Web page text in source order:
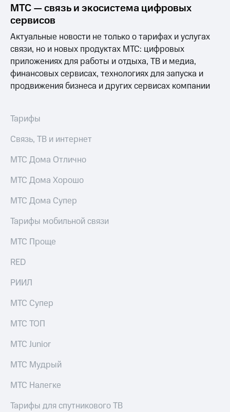
Описание
Еврооблигации-2023
Уведомление
о
именных
облигаций
Другое
развитие
деловая этика
На главную
МТС — связь и экосистема цифровых
сервисов
Актуальные новости не только о тарифах и услугах
связи, но и новых продуктах МТС: цифровых
приложениях для работы и отдыха, ТВ и медиа,
финансовых сервисах, технологиях для запуска и
продвижения бизнеса и других сервисах компании
Тарифы
Связь, ТВ и интернет
МТС Дома Отлично
МТС Дома Хорошо
МТС Дома Супер
Тарифы мобильной связи
МТС Проще
RED
РИИЛ
МТС Супер
МТС ТОП
МТС Junior
МТС Мудрый
МТС Налегке
Тарифы для спутникового ТВ